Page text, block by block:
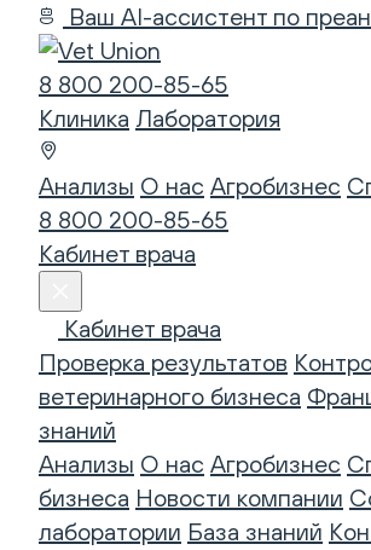
Ваш AI-ассистент по
8 800 200-85-65
Клиника Лаборатория
Анализы О нас Агробизнес
8 800 200-85-65
Кабинет врача
Кабинет врача
Проверка результатов
ветеринарного бизнеса
знаний
Анализы О нас Агробизнес
бизнеса Новости компании
лаборатории База знаний